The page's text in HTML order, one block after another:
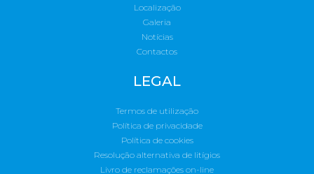
Localização
Galeria
Notícias
Contactos
LEGAL
Termos de utilização
Política de privacidade
Política de cookies
Resolução alternativa de litígios
Livro de reclamações on-line